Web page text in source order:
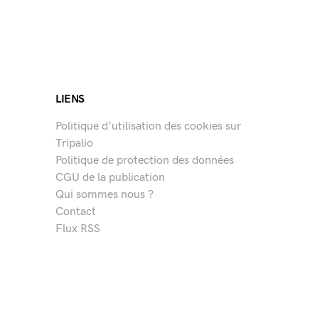
LIENS
Politique d’utilisation des cookies sur
Tripalio
Politique de protection des données
CGU de la publication
Qui sommes nous ?
Contact
Flux RSS